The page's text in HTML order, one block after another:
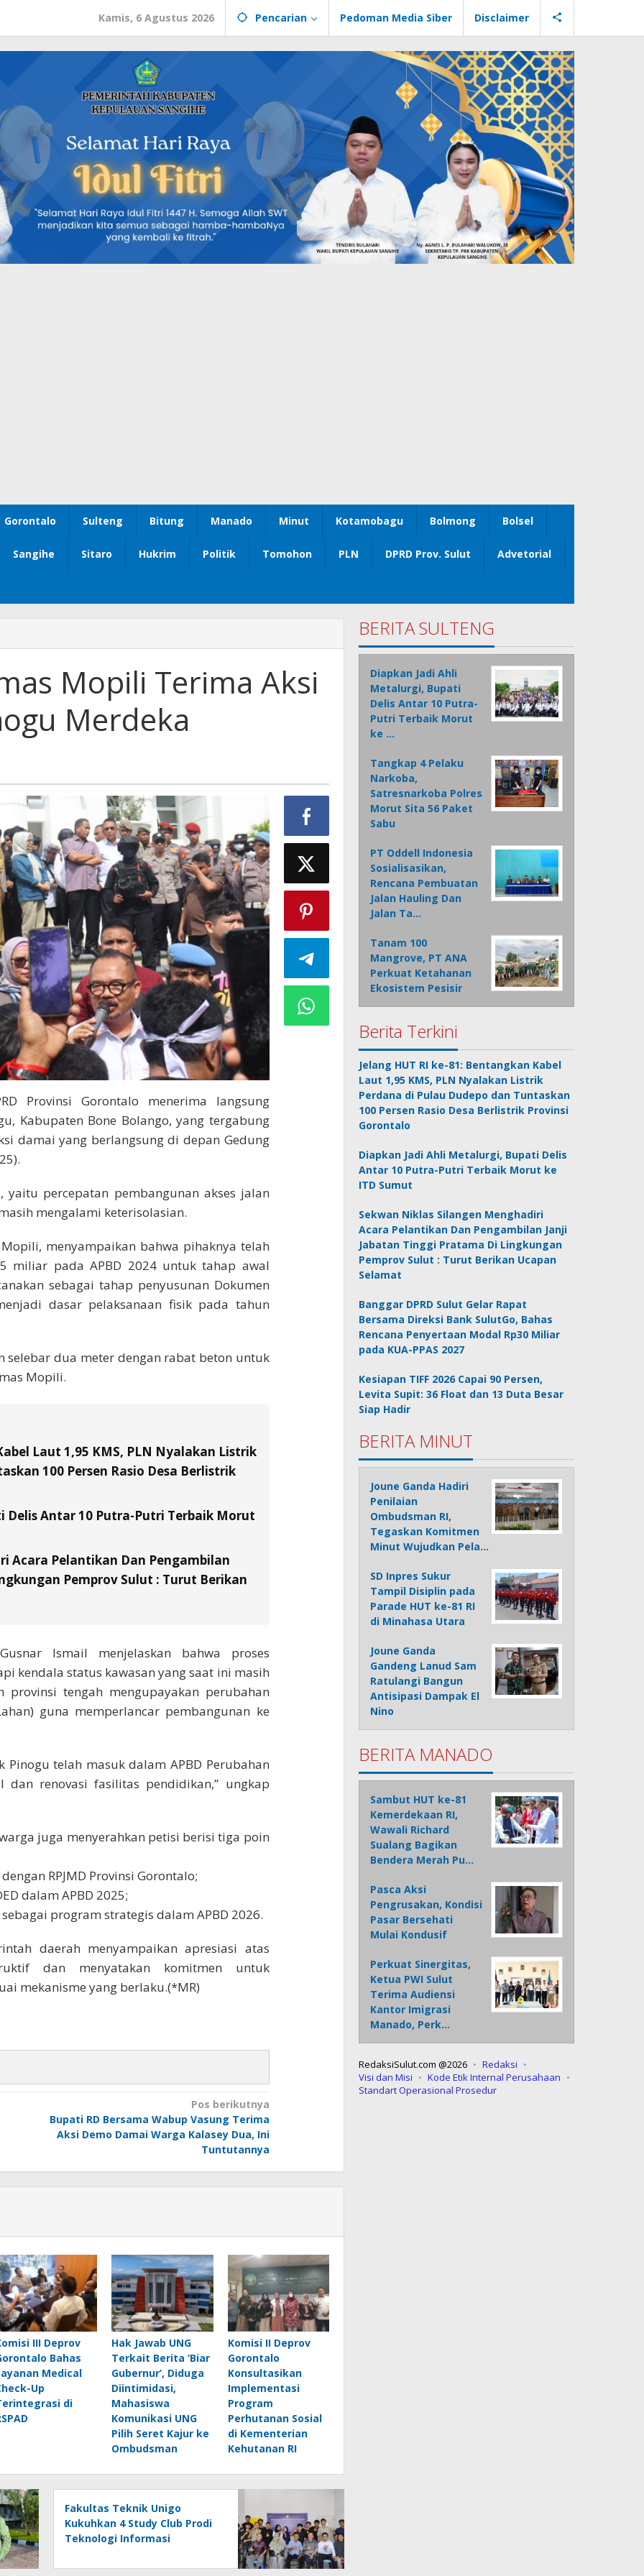
Kamis, 6 Agustus 2026 Pencarian Pedoman Media Siber Disclaimer
Gorontalo Sulteng Bitung Manado Minut Kotamobagu Bolmong Bolsel
Sangihe Sitaro Hukrim Politik Tomohon PLN DPRD Prov. Sulut Advetorial
Mopili Terima Aksi
Merdeka
Provinsi Gorontalo menerima langsung
Kabupaten Bone Bolango, yang tergabung
damai yang berlangsung di depan Gedung
percepatan pembangunan akses jalan
mengalami keterisolasian.
menyampaikan bahwa pihaknya telah
miliar pada APBD 2024 untuk tahap awal
sebagai tahap penyusunan Dokumen
dasar pelaksanaan fisik pada tahun
selebar dua meter dengan rabat beton untuk
Mopili.
Laut 1,95 KMS, PLN Nyalakan Listrik
100 Persen Rasio Desa Berlistrik
Delis Antar 10 Putra-Putri Terbaik Morut
Acara Pelantikan Dan Pengambilan
Pemprov Sulut : Turut Berikan
Ismail menjelaskan bahwa proses
kendala status kawasan yang saat ini masih
provinsi tengah mengupayakan perubahan
guna memperlancar pembangunan ke
telah masuk dalam APBD Perubahan
dan renovasi fasilitas pendidikan,” ungkap
juga menyerahkan petisi berisi tiga poin
RPJMD Provinsi Gorontalo;
dalam APBD 2025;
program strategis dalam APBD 2026.
daerah menyampaikan apresiasi atas
dan menyatakan komitmen untuk
mekanisme yang berlaku.(*MR)
Pos berikutnya
Bupati RD Bersama Wabup Vasung Terima
Aksi Demo Damai Warga Kalasey Dua, Ini
Tuntutannya
III Deprov
Bahas
Medical
Up
di
Hak Jawab UNG
Terkait Berita ‘Biar
Gubernur’, Diduga
Diintimidasi,
Mahasiswa
Komunikasi UNG
Pilih Seret Kajur ke
Ombudsman
Komisi II Deprov
Gorontalo
Konsultasikan
Implementasi
Program
Perhutanan Sosial
di Kementerian
Kehutanan RI
Fakultas Teknik Unigo
Kukuhkan 4 Study Club Prodi
Teknologi Informasi
BERITA SULTENG
Diapkan Jadi Ahli
Metalurgi, Bupati
Delis Antar 10 Putra-
Putri Terbaik Morut
ke …
Tangkap 4 Pelaku
Narkoba,
Satresnarkoba Polres
Morut Sita 56 Paket
Sabu
PT Oddell Indonesia
Sosialisasikan,
Rencana Pembuatan
Jalan Hauling Dan
Jalan Ta…
Tanam 100
Mangrove, PT ANA
Perkuat Ketahanan
Ekosistem Pesisir
Berita Terkini
Jelang HUT RI ke-81: Bentangkan Kabel
Laut 1,95 KMS, PLN Nyalakan Listrik
Perdana di Pulau Dudepo dan Tuntaskan
100 Persen Rasio Desa Berlistrik Provinsi
Gorontalo
Diapkan Jadi Ahli Metalurgi, Bupati Delis
Antar 10 Putra-Putri Terbaik Morut ke
ITD Sumut
Sekwan Niklas Silangen Menghadiri
Acara Pelantikan Dan Pengambilan Janji
Jabatan Tinggi Pratama Di Lingkungan
Pemprov Sulut : Turut Berikan Ucapan
Selamat
Banggar DPRD Sulut Gelar Rapat
Bersama Direksi Bank SulutGo, Bahas
Rencana Penyertaan Modal Rp30 Miliar
pada KUA-PPAS 2027
Kesiapan TIFF 2026 Capai 90 Persen,
Levita Supit: 36 Float dan 13 Duta Besar
Siap Hadir
BERITA MINUT
Joune Ganda Hadiri
Penilaian
Ombudsman RI,
Tegaskan Komitmen
Minut Wujudkan Pela…
SD Inpres Sukur
Tampil Disiplin pada
Parade HUT ke-81 RI
di Minahasa Utara
Joune Ganda
Gandeng Lanud Sam
Ratulangi Bangun
Antisipasi Dampak El
Nino
BERITA MANADO
Sambut HUT ke-81
Kemerdekaan RI,
Wawali Richard
Sualang Bagikan
Bendera Merah Pu…
Pasca Aksi
Pengrusakan, Kondisi
Pasar Bersehati
Mulai Kondusif
Perkuat Sinergitas,
Ketua PWI Sulut
Terima Audiensi
Kantor Imigrasi
Manado, Perk…
RedaksiSulut.com @2026
Redaksi
Visi dan Misi
Kode Etik Internal Perusahaan
Standart Operasional Prosedur